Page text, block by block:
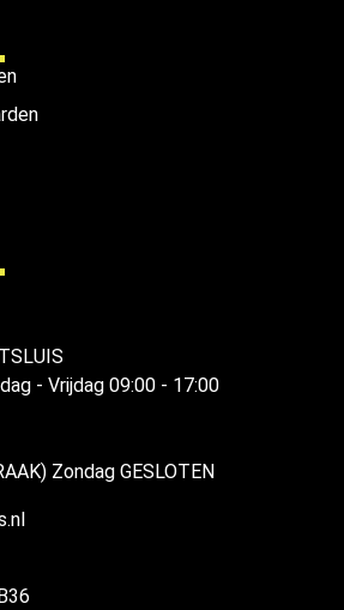
- Vrijdag 09:00 - 17:00
Zondag GESLOTEN